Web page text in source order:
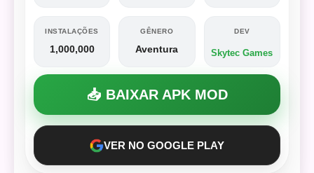
INSTALAÇÕES
1,000,000
GÊNERO
Aventura
DEV
Skytec Games
📥 BAIXAR APK MOD
VER NO GOOGLE PLAY